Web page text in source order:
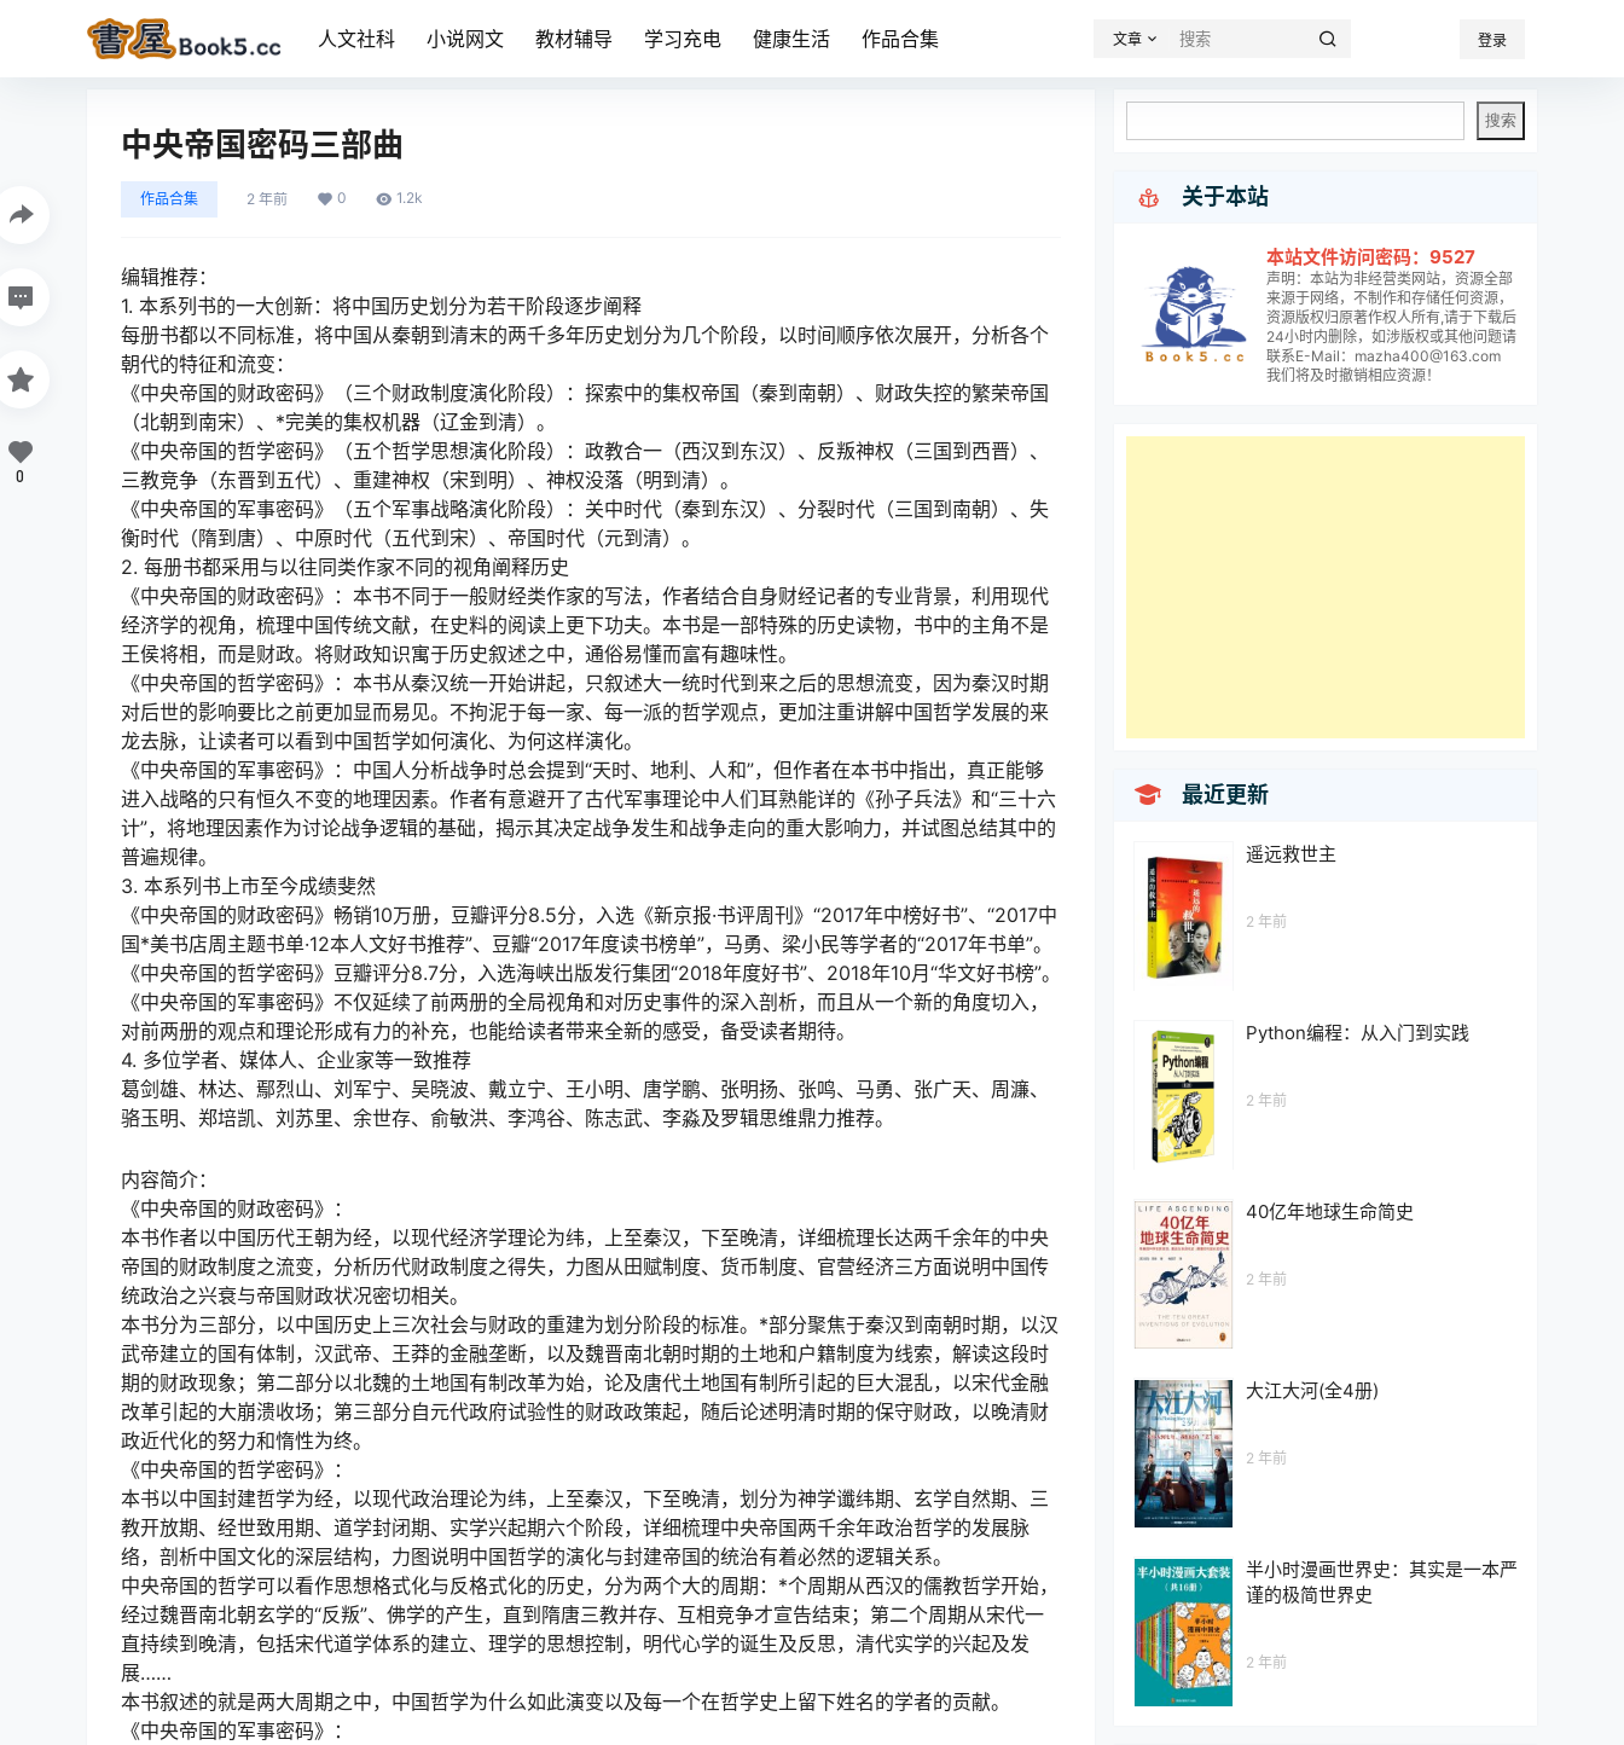
人文社科 小说网文 教材辅导 学习充电 健康生活 作品合集 文章 登录
中央帝国密码三部曲
作品合集 2 年前 0 1.2k
编辑推荐：
1. 本系列书的一大创新：将中国历史划分为若干阶段逐步阐释
每册书都以不同标准，将中国从秦朝到清末的两千多年历史划分为几个阶段，以时间顺序依次展开，分析各个
朝代的特征和流变：
《中央帝国的财政密码》（三个财政制度演化阶段）：探索中的集权帝国（秦到南朝）、财政失控的繁荣帝国
（北朝到南宋）、*完美的集权机器（辽金到清）。
《中央帝国的哲学密码》（五个哲学思想演化阶段）：政教合一（西汉到东汉）、反叛神权（三国到西晋）、
三教竞争（东晋到五代）、重建神权（宋到明）、神权没落（明到清）。
《中央帝国的军事密码》（五个军事战略演化阶段）：关中时代（秦到东汉）、分裂时代（三国到南朝）、失
衡时代（隋到唐）、中原时代（五代到宋）、帝国时代（元到清）。
2. 每册书都采用与以往同类作家不同的视角阐释历史
《中央帝国的财政密码》：本书不同于一般财经类作家的写法，作者结合自身财经记者的专业背景，利用现代
经济学的视角，梳理中国传统文献，在史料的阅读上更下功夫。本书是一部特殊的历史读物，书中的主角不是
王侯将相，而是财政。将财政知识寓于历史叙述之中，通俗易懂而富有趣味性。
《中央帝国的哲学密码》：本书从秦汉统一开始讲起，只叙述大一统时代到来之后的思想流变，因为秦汉时期
对后世的影响要比之前更加显而易见。不拘泥于每一家、每一派的哲学观点，更加注重讲解中国哲学发展的来
龙去脉，让读者可以看到中国哲学如何演化、为何这样演化。
《中央帝国的军事密码》：中国人分析战争时总会提到“天时、地利、人和”，但作者在本书中指出，真正能够
进入战略的只有恒久不变的地理因素。作者有意避开了古代军事理论中人们耳熟能详的《孙子兵法》和“三十六
计”，将地理因素作为讨论战争逻辑的基础，揭示其决定战争发生和战争走向的重大影响力，并试图总结其中的
普遍规律。
3. 本系列书上市至今成绩斐然
《中央帝国的财政密码》畅销10万册，豆瓣评分8.5分，入选《新京报·书评周刊》“2017年中榜好书”、“2017中
国*美书店周主题书单·12本人文好书推荐”、豆瓣“2017年度读书榜单”，马勇、梁小民等学者的“2017年书单”。
《中央帝国的哲学密码》豆瓣评分8.7分，入选海峡出版发行集团“2018年度好书”、2018年10月“华文好书榜”。
《中央帝国的军事密码》不仅延续了前两册的全局视角和对历史事件的深入剖析，而且从一个新的角度切入，
对前两册的观点和理论形成有力的补充，也能给读者带来全新的感受，备受读者期待。
4. 多位学者、媒体人、企业家等一致推荐
葛剑雄、林达、鄢烈山、刘军宁、吴晓波、戴立宁、王小明、唐学鹏、张明扬、张鸣、马勇、张广天、周濂、
骆玉明、郑培凯、刘苏里、余世存、俞敏洪、李鸿谷、陈志武、李淼及罗辑思维鼎力推荐。
内容简介：
《中央帝国的财政密码》：
本书作者以中国历代王朝为经，以现代经济学理论为纬，上至秦汉，下至晚清，详细梳理长达两千余年的中央
帝国的财政制度之流变，分析历代财政制度之得失，力图从田赋制度、货币制度、官营经济三方面说明中国传
统政治之兴衰与帝国财政状况密切相关。
本书分为三部分，以中国历史上三次社会与财政的重建为划分阶段的标准。*部分聚焦于秦汉到南朝时期，以汉
武帝建立的国有体制，汉武帝、王莽的金融垄断，以及魏晋南北朝时期的土地和户籍制度为线索，解读这段时
期的财政现象；第二部分以北魏的土地国有制改革为始，论及唐代土地国有制所引起的巨大混乱，以宋代金融
改革引起的大崩溃收场；第三部分自元代政府试验性的财政政策起，随后论述明清时期的保守财政，以晚清财
政近代化的努力和惰性为终。
《中央帝国的哲学密码》：
本书以中国封建哲学为经，以现代政治理论为纬，上至秦汉，下至晚清，划分为神学谶纬期、玄学自然期、三
教开放期、经世致用期、道学封闭期、实学兴起期六个阶段，详细梳理中央帝国两千余年政治哲学的发展脉
络，剖析中国文化的深层结构，力图说明中国哲学的演化与封建帝国的统治有着必然的逻辑关系。
中央帝国的哲学可以看作思想格式化与反格式化的历史，分为两个大的周期：*个周期从西汉的儒教哲学开始，
经过魏晋南北朝玄学的“反叛”、佛学的产生，直到隋唐三教并存、互相竞争才宣告结束；第二个周期从宋代一
直持续到晚清，包括宋代道学体系的建立、理学的思想控制，明代心学的诞生及反思，清代实学的兴起及发
展……
本书叙述的就是两大周期之中，中国哲学为什么如此演变以及每一个在哲学史上留下姓名的学者的贡献。
《中央帝国的军事密码》：
0
 关于本站
本站文件访问密码：9527
声明：本站为非经营类网站，资源全部
来源于网络，不制作和存储任何资源，
资源版权归原著作权人所有,请于下载后
24小时内删除，如涉版权或其他问题请
联系E-Mail：mazha400@163.com
我们将及时撤销相应资源！
 最近更新
遥远救世主
2 年前
Python编程：从入门到实践
2 年前
40亿年地球生命简史
2 年前
大江大河(全4册)
2 年前
半小时漫画世界史：其实是一本严
谨的极简世界史
2 年前